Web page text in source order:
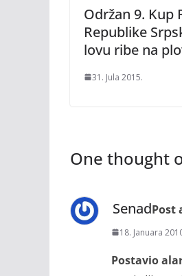
Održan 9. Kup
Republike
lovu ribe na
31. Jula 2015.
One thought
SenadPost
18. Januara
Postavio